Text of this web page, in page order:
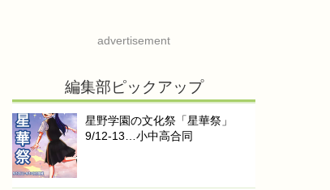
advertisement
編集部ピックアップ
星野学園の文化祭「星華祭」
9/12-13…小中高合同